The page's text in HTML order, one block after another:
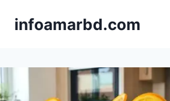
infoamarbd.com